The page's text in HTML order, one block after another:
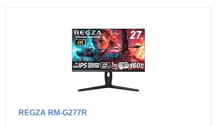
REGZA RM-G277R